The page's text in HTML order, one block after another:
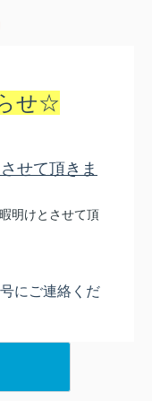
せ☆
せて頂きま
明けとさせて頂
にご連絡くだ
～